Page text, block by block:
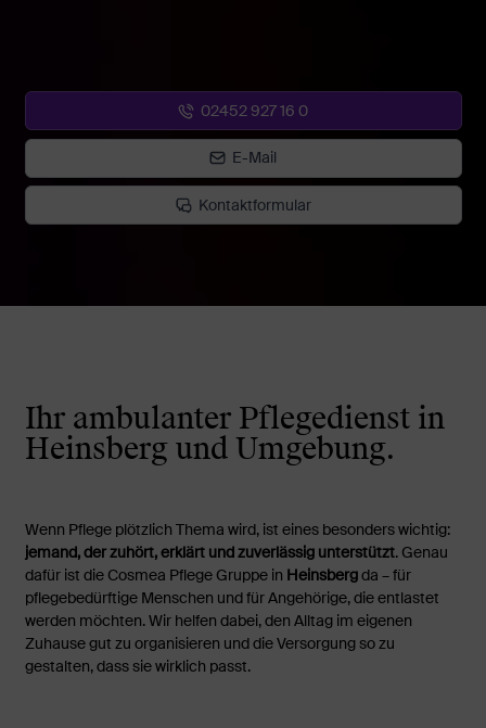
02452 927 16 0
E-Mail
Kontaktformular
Ihr ambulanter Pflegedienst in
Heinsberg und Umgebung.
Wenn Pflege plötzlich Thema wird, ist eines besonders wichtig:
jemand, der zuhört, erklärt und zuverlässig unterstützt. Genau
dafür ist die Cosmea Pflege Gruppe in Heinsbergda – für
pflegebedürftige Menschen und für Angehörige, die entlastet
werden möchten. Wir helfen dabei, den Alltag im eigenen
Zuhause gut zu organisieren und die Versorgung so zu
gestalten, dass sie wirklich passt.